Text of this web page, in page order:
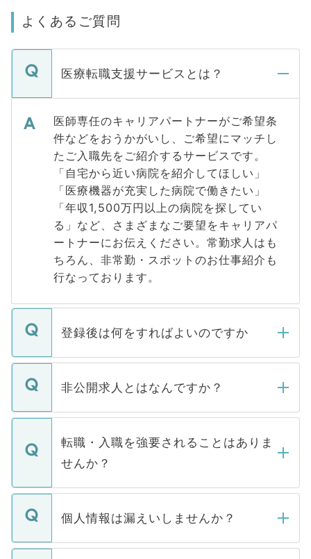
よくあるご質問
医療転職支援サービスとは？
医師専任のキャリアパートナーがご希望条
件などをおうかがいし、ご希望にマッチし
たご入職先をご紹介するサービスです。
「自宅から近い病院を紹介してほしい」
「医療機器が充実した病院で働きたい」
「年収1,500万円以上の病院を探してい
る」など、さまざまなご要望をキャリアパ
ートナーにお伝えください。常勤求人はも
ちろん、非常勤・スポットのお仕事紹介も
行なっております。
登録後は何をすればよいのですか
ご登録いただきましたら、弊社担当者がご
登録内容を確認し、その後メールもしくは
ます。通常、5営業日以内にはご連絡をせて
いただきますので、しばらくお待ちくださ
非公開求人とはなんですか？
マイナビDOCTORで取り扱っている求人の
うち約3割は、Webサイトからご覧いただ
けない「非公開求人」です。非公開求人は
下記の理由によって、一般には公開してい
ません。
■応募殺到を避けるため 人気のある医療機
関を公にしてしまうと、応募が殺到する場
転職・入職を強要されることはありま
せんか？
転職・入職を強要することは一切ありませ
ん。また、仮に応募先から内定をいただい
定を承諾する必要はありません。内定先へ
個人情報は漏えいしませんか？
個人情報が漏えいすることはありませんの